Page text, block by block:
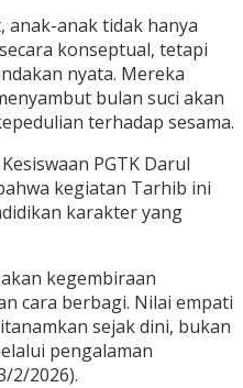
anak tidak hanya
konseptual, tetapi
nyata. Mereka
bulan suci akan
terhadap sesama.
PGTK Darul
kegiatan Tarhib ini
karakter yang
kegembiraan
cara berbagi. Nilai empati
sejak dini, bukan
pengalaman
2/2026).